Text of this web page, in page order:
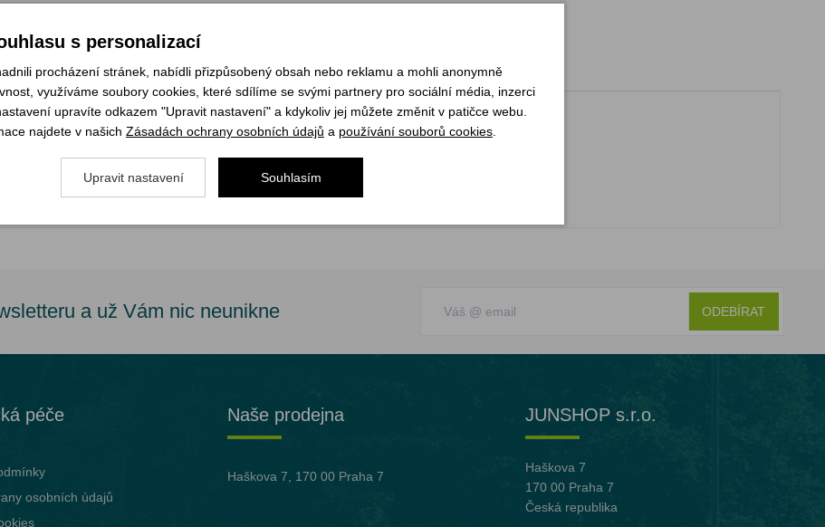
Zeptejte se
a už Vám nic neunikne ODEBÍRAT
péče
osobních údajů
Naše prodejna
Haškova 7, 170 00 Praha 7
JUNSHOP s.r.o.
Haškova 7
170 00 Praha 7
Česká republika
s personalizací
procházení stránek, nabídli přizpůsobený obsah nebo reklamu a mohli anonymně
využíváme soubory cookies, které sdílíme se svými partnery pro sociální média, inzerci
upravíte odkazem "Upravit nastavení" a kdykoliv jej můžete změnit v patičce webu.
najdete v našich Zásadách ochrany osobních údajů a používání souborů cookies
Upravit nastavení Souhlasím